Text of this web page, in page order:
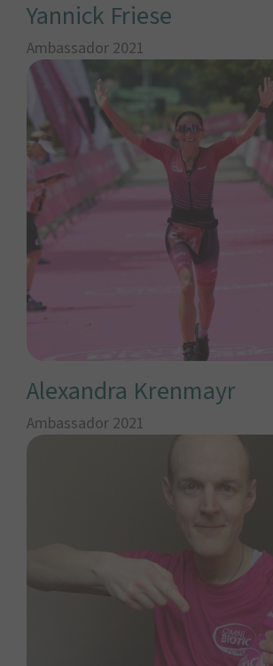
Yannick Friese
Ambassador 2021
Alexandra Krenmayr
Ambassador 2021